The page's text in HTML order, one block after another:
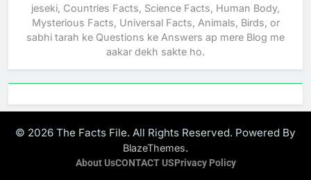
jeseki, Countries Facts, Science Facts, Human Body,
Mysterious Facts, Universal Facts, Animals, Birds, or
sabhi tarah ke Questions ke Answers ap mere Blog me
aakar dekh sakte ho.
© 2026 The Facts File. All Rights Reserved. Powered By
BlazeThemes.
About UsCONTACT USPrivacy Policy